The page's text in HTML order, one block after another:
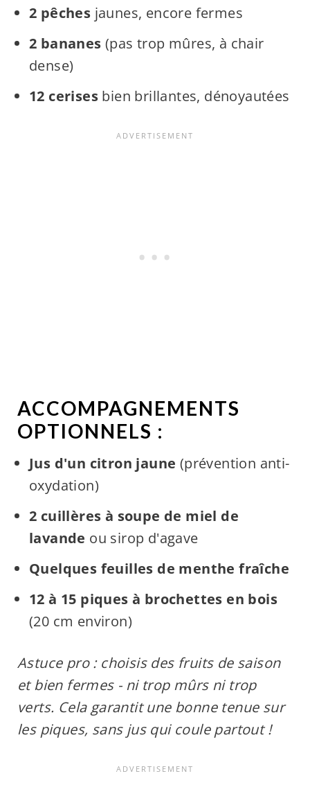
2 pêches jaunes, encore fermes
2 bananes (pas trop mûres, à chair
dense)
12 cerisesbien brillantes, dénoyautées
ACCOMPAGNEMENTS
OPTIONNELS :
Jus d'un citron jaune (prévention anti-
oxydation)
2 cuillères à soupe de miel de
lavande ou sirop d'agave
Quelques feuilles de menthe fraîche
12 à 15 piques à brochettes en bois
(20 cm environ)
Astuce pro : choisis des fruits de saison
et bien fermes - ni trop mûrs ni trop
verts. Cela garantit une bonne tenue sur
les piques, sans jus qui coule partout !